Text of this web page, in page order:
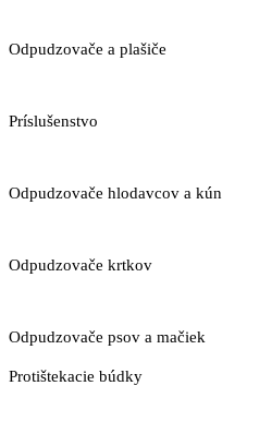
Odpudzovače a plašiče
Príslušenstvo
Odpudzovače hlodavcov a kún
Odpudzovače krtkov
Odpudzovače psov a mačiek
Protištekacie búdky